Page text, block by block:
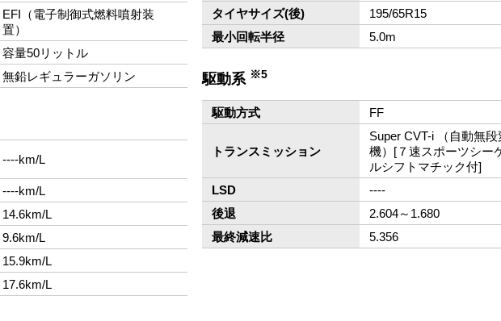
EFI（電子制御式燃料噴射装
置）
容量50リットル
無鉛レギュラーガソリン
‐‐‐‐km/L
‐‐‐‐km/L
14.6km/L
9.6km/L
15.9km/L
17.6km/L
タイヤサイズ(後)
195/65R15
最小回転半径
5.0m
駆動系 ※5
駆動方式 FF
トランスミッション
Super CVT-i （自動無
機）[７速スポーツシー
ルシフトマチック付]
LSD
‐‐‐‐
後退
2.604～1.680
最終減速比
5.356